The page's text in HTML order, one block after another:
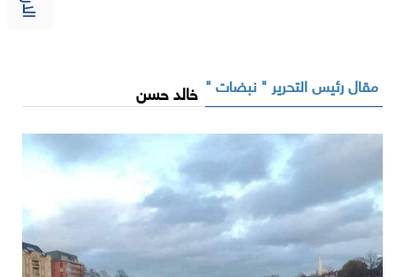
مقال رئيس التحرير " نبضات " خالد حسن